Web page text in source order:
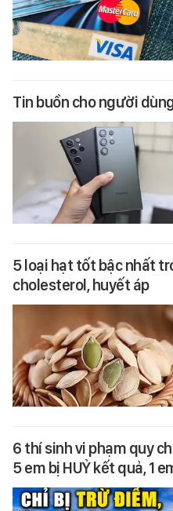
Tin buồn cho người
5 loại hạt tốt bậc nhất
cholesterol, huyết áp
6 thí sinh vi phạm quy
5 em bị HUỶ kết quả, 1